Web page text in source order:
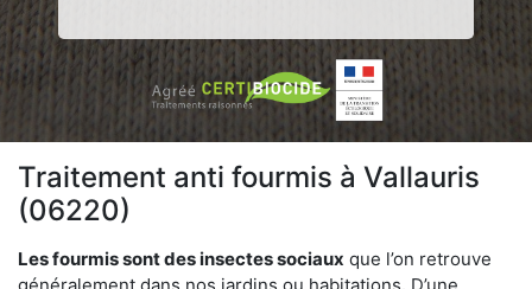
Traitement anti fourmis à Vallauris
(06220)
Les fourmis sont des insectes sociaux que l’on retrouve